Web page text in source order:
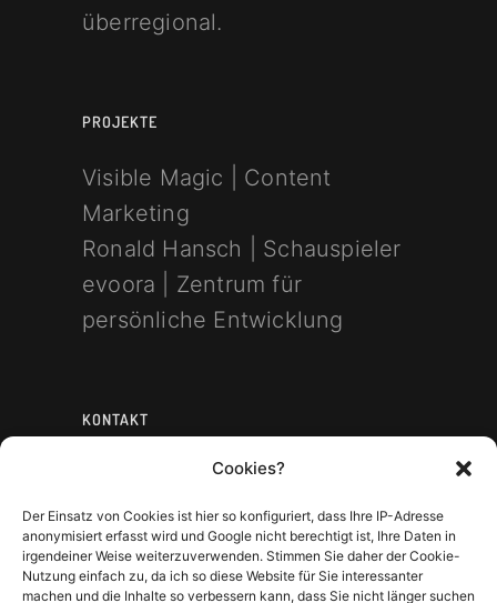
Cookies?
Der Einsatz von Cookies ist hier so konfiguriert, dass Ihre IP-Adresse
anonymisiert erfasst wird und Google nicht berechtigt ist, Ihre Daten in
irgendeiner Weise weiterzuverwenden. Stimmen Sie daher der Cookie-
Nutzung einfach zu, da ich so diese Website für Sie interessanter
machen und die Inhalte so verbessern kann, dass Sie nicht länger suchen
überregional.
PROJEKTE
Visible Magic | Content
Marketing
Ronald Hansch | Schauspieler
evoora | Zentrum für
persönliche Entwicklung
KONTAKT
mobile: +49 177 681 76 76
email:
mail[at]ronaldhansch.com